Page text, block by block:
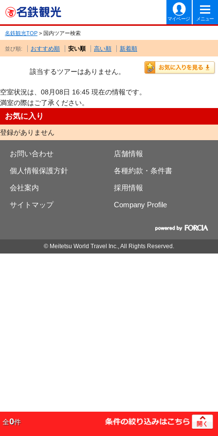
マイページ メニュー
名鉄観光TOP > 国内ツアー検索
並び順: おすすめ順 安い順 高い順 新着順
該当するツアーはありません。
空室状況は、08月08日 16:45 現在の情報です。
満室の際はご了承ください。
お気に入り
登録がありません
お問い合わせ 店舗情報
個人情報保護方針 各種約款・条件書
会社案内 採用情報
サイトマップ Company Profile
© Meitetsu World Travel Inc., All Rights Reserved.
全0件 開く